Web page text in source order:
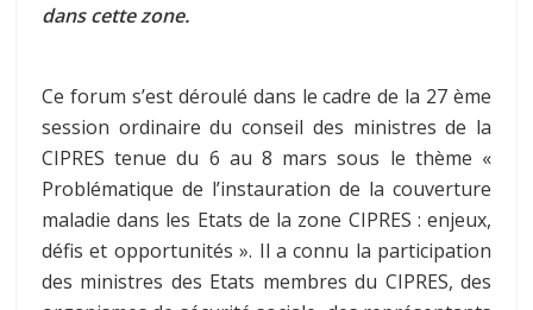
dans cette zone.
Ce forum s’est déroulé dans le cadre de la 27 ème
session ordinaire du conseil des ministres de la
CIPRES tenue du 6 au 8 mars sous le thème «
Problématique de l’instauration de la couverture
maladie dans les Etats de la zone CIPRES : enjeux,
défis et opportunités ». Il a connu la participation
des ministres des Etats membres du CIPRES, des